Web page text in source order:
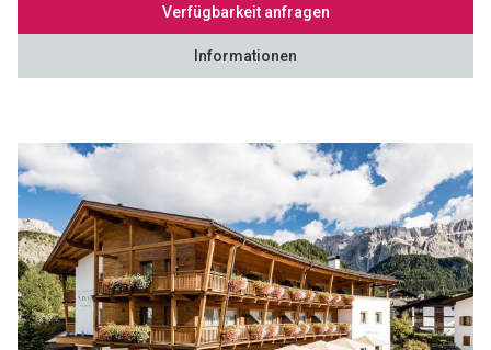
Verfügbarkeit anfragen
Informationen